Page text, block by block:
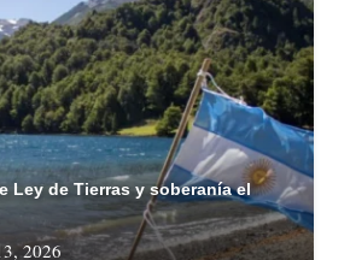
Ley de Tierras y soberanía el
2026